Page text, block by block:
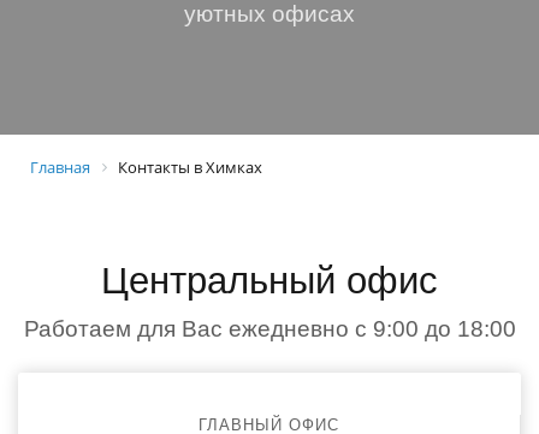
уютных офисах
Главная Контакты в Химках
Центральный офис
Работаем для Вас ежедневно с 9:00 до 18:00
ГЛАВНЫЙ ОФИС